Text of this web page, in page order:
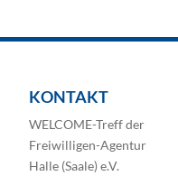
KONTAKT
WELCOME-Treff der
Freiwilligen-Agentur
Halle (Saale) e.V.